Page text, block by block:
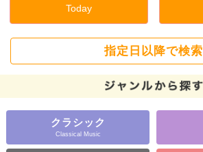
Today
指定日以降で検索
クラシック
Classical Music